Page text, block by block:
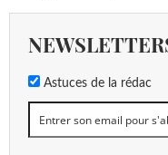
Astuces de la rédac